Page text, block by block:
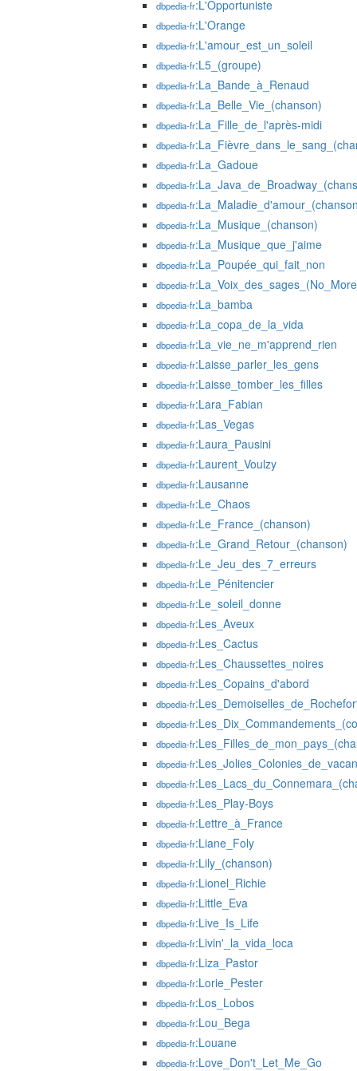
dbpedia-fr:L'Opportuniste
dbpedia-fr:L'Orange
dbpedia-fr:L'amour_est_un_soleil
dbpedia-fr:L5_(groupe)
dbpedia-fr:La_Bande_à_Renaud
dbpedia-fr:La_Belle_Vie_(chanson)
dbpedia-fr:La_Fille_de_l'après-midi
dbpedia-fr
dbpedia-fr:La_Gadoue
dbpedia-fr
dbpedia-fr
dbpedia-fr:La_Musique_(chanson)
dbpedia-fr:La_Musique_que_j'aime
dbpedia-fr:La_Poupée_qui_fait_non
dbpedia-fr
dbpedia-fr:La_bamba
dbpedia-fr:La_copa_de_la_vida
dbpedia-fr:La_vie_ne_m'apprend_rien
dbpedia-fr:Laisse_parler_les_gens
dbpedia-fr:Laisse_tomber_les_filles
dbpedia-fr:Lara_Fabian
dbpedia-fr:Las_Vegas
dbpedia-fr:Laura_Pausini
dbpedia-fr:Laurent_Voulzy
dbpedia-fr:Lausanne
dbpedia-fr:Le_Chaos
dbpedia-fr:Le_France_(chanson)
dbpedia-fr:Le_Grand_Retour_(chanson)
dbpedia-fr:Le_Jeu_des_7_erreurs
dbpedia-fr:Le_Pénitencier
dbpedia-fr:Le_soleil_donne
dbpedia-fr:Les_Aveux
dbpedia-fr:Les_Cactus
dbpedia-fr:Les_Chaussettes_noires
dbpedia-fr:Les_Copains_d'abord
dbpedia-fr
dbpedia-fr
dbpedia-fr
dbpedia-fr
dbpedia-fr
dbpedia-fr:Les_Play-Boys
dbpedia-fr:Lettre_à_France
dbpedia-fr:Liane_Foly
dbpedia-fr:Lily_(chanson)
dbpedia-fr:Lionel_Richie
dbpedia-fr:Little_Eva
dbpedia-fr:Live_Is_Life
dbpedia-fr:Livin'_la_vida_loca
dbpedia-fr:Liza_Pastor
dbpedia-fr:Lorie_Pester
dbpedia-fr:Los_Lobos
dbpedia-fr:Lou_Bega
dbpedia-fr:Louane
dbpedia-fr:Love_Don't_Let_Me_Go